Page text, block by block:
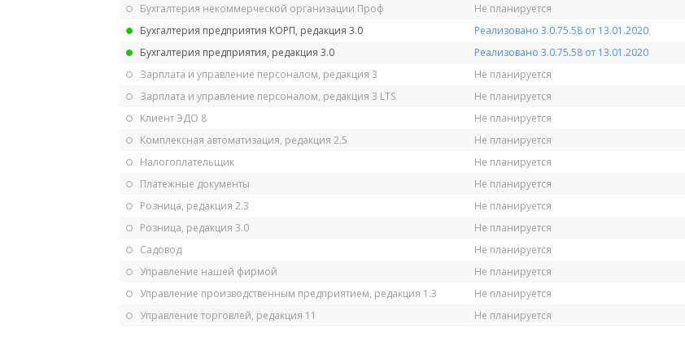
Бухгалтерия некоммерческой организации Проф
Не планируется
Бухгалтерия предприятия КОРП, редакция 3.0
Реализовано 3.0.75.58 от 13.01.2020
Бухгалтерия предприятия, редакция 3.0
Реализовано 3.0.75.58 от 13.01.2020
Зарплата и управление персоналом, редакция 3
Не планируется
Зарплата и управление персоналом, редакция 3 LTS
Не планируется
Клиент ЭДО 8
Не планируется
Комплексная автоматизация, редакция 2.5
Не планируется
Налогоплательщик
Не планируется
Платежные документы
Не планируется
Розница, редакция 2.3
Не планируется
Розница, редакция 3.0
Не планируется
Садовод
Не планируется
Управление нашей фирмой
Не планируется
Управление производственным предприятием, редакция 1.3
Не планируется
Управление торговлей, редакция 11
Не планируется